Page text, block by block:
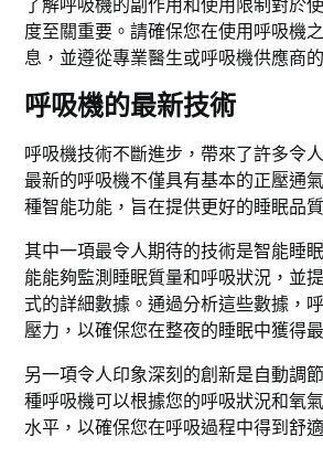
了解呼吸機的副作用和使用限制對於
度至關重要。請確保您在使用呼吸機
息，並遵從專業醫生或呼吸機供應商
呼吸機的最新技術
呼吸機技術不斷進步，帶來了許多令
最新的呼吸機不僅具有基本的正壓通
種智能功能，旨在提供更好的睡眠品
其中一項最令人期待的技術是智能睡
能能夠監測睡眠質量和呼吸狀況，並
式的詳細數據。通過分析這些數據，
壓力，以確保您在整夜的睡眠中獲得
另一項令人印象深刻的創新是自動調
種呼吸機可以根據您的呼吸狀況和氧
水平，以確保您在呼吸過程中得到舒